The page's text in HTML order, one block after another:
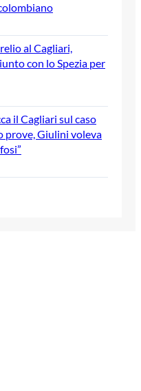
al Cagliari,
con lo Spezia per
il Cagliari sul caso
prove, Giulini voleva